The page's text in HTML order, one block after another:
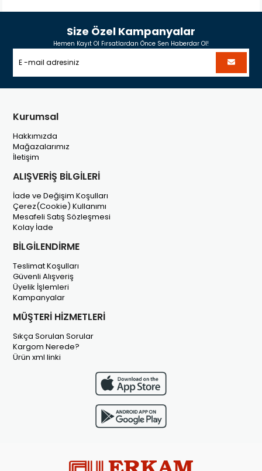
Size Özel Kampanyalar
Hemen Kayıt Ol Fırsatlardan Önce Sen Haberdar Ol!
Kurumsal
Hakkımızda
Mağazalarımız
İletişim
ALIŞVERİŞ BİLGİLERİ
İade ve Değişim Koşulları
Çerez(Cookie) Kullanımı
Mesafeli Satış Sözleşmesi
Kolay İade
BİLGİLENDİRME
Teslimat Koşulları
Güvenli Alışveriş
Üyelik İşlemleri
Kampanyalar
MÜŞTERİ HİZMETLERİ
Sıkça Sorulan Sorular
Kargom Nerede?
Ürün xml linki